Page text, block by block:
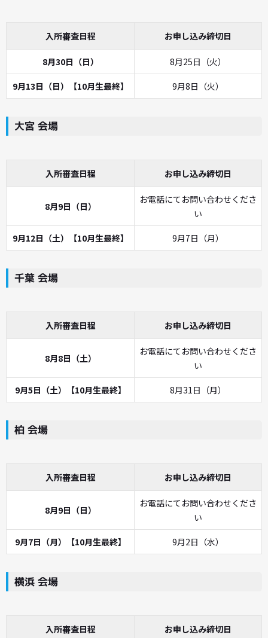
入所審査日程 お申し込み締切日
8月30日（日） 8月25日（火）
9月13日（日）【10月生最終】 9月8日（火）
大宮 会場
入所審査日程 お申し込み締切日
8月9日（日）
お電話にてお問い合わせくださ
い
9月12日（土）【10月生最終】 9月7日（月）
千葉 会場
入所審査日程 お申し込み締切日
8月8日（土）
お電話にてお問い合わせくださ
い
9月5日（土）【10月生最終】 8月31日（月）
柏 会場
入所審査日程 お申し込み締切日
8月9日（日）
お電話にてお問い合わせくださ
い
9月7日（月）【10月生最終】 9月2日（水）
横浜 会場
入所審査日程 お申し込み締切日